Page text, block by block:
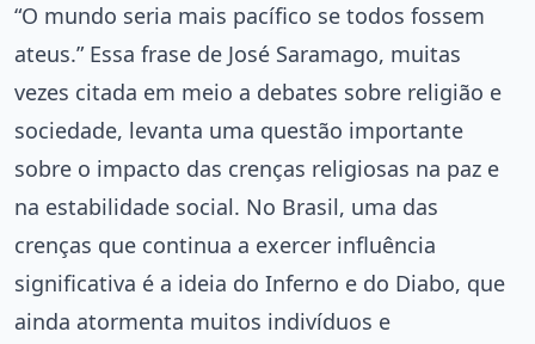
“O mundo seria mais pacífico se todos fossem
ateus.” Essa frase de José Saramago, muitas
vezes citada em meio a debates sobre religião e
sociedade, levanta uma questão importante
sobre o impacto das crenças religiosas na paz e
na estabilidade social. No Brasil, uma das
crenças que continua a exercer influência
significativa é a ideia do Inferno e do Diabo, que
ainda atormenta muitos indivíduos e